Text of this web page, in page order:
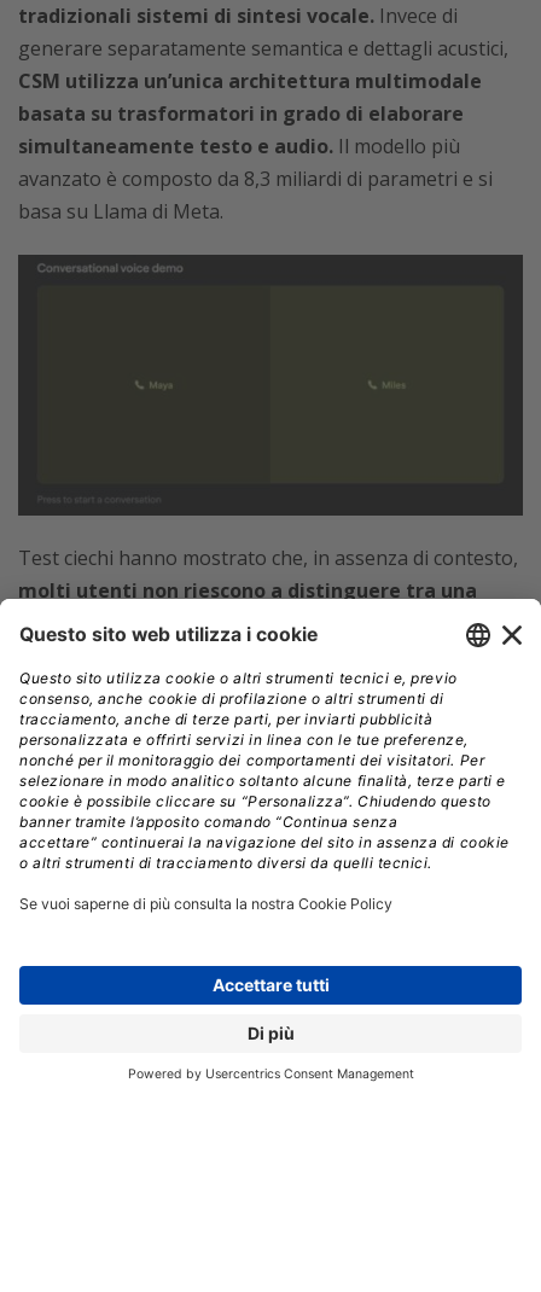
tradizionali sistemi di sintesi vocale. Invece di
generare separatamente semantica e dettagli acustici,
CSM utilizza un’unica architettura multimodale
basata su trasformatori in grado di elaborare
simultaneamente testo e audio. Il modello più
avanzato è composto da 8,3 miliardi di parametri e si
basa su Llama di Meta.
Test ciechi hanno mostrato che, in assenza di contesto,
molti utenti non riescono a distinguere tra una
voce generata da CSM e una registrazione reale.
Tuttavia, quando inserito in una conversazione più
complessa, il modello mostra ancora limiti nella fluidità
e nella gestione del ritmo.
Iribe stesso ha ammesso che il sistema è ancora
“troppo entusiasta e a volte inappropriato nel tono,
nella prosodia e nel tempismo”, ma ritiene che i
margini di miglioramento siano significativi.
mancano le preoccupazioni legate a possibili usi
impropri.Uno dei rischi più evidenti riguarda le frodi
visto che la capacità di generare voci
iperrealistiche potrebbe rendere i truffatori ancora più